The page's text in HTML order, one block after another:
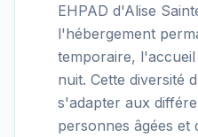
EHPAD d'Alise
l'hébergement
temporaire,
nuit. Cette diversité
s'adapter aux
personnes âgées et